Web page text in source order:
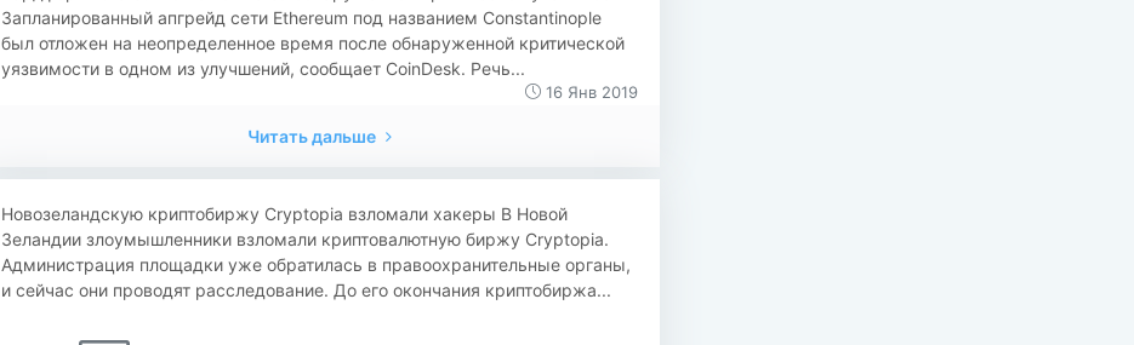
Запланированный апгрейд сети Ethereum под названием Constantinople
был отложен на неопределенное время после обнаруженной критической
уязвимости в одном из улучшений, сообщает CoinDesk. Речь...
16 Янв 2019
Читать дальше
Новозеландскую криптобиржу Cryptopia взломали хакеры В Новой
Зеландии злоумышленники взломали криптовалютную биржу Cryptopia.
Администрация площадки уже обратилась в правоохранительные органы,
и сейчас они проводят расследование. До его окончания криптобиржа...